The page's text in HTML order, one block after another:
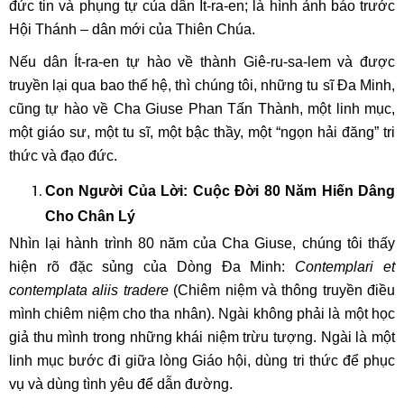
đức tin và phụng tự của dân Ít-ra-en; là hình ảnh báo trước
Hội Thánh – dân mới của Thiên Chúa.
Nếu dân Ít-ra-en tự hào về thành Giê-ru-sa-lem và được
truyền lại qua bao thế hệ, thì chúng tôi, những tu sĩ Đa Minh,
cũng tự hào về Cha Giuse Phan Tấn Thành, một linh mục,
một giáo sư, một tu sĩ, một bậc thầy, một “ngọn hải đăng” tri
thức và đạo đức.
Con Người Của Lời: Cuộc Đời 80 Năm Hiến Dâng
Cho Chân Lý
Nhìn lại hành trình 80 năm của Cha Giuse, chúng tôi thấy
hiện rõ đặc sủng của Dòng Đa Minh: Contemplari et
contemplata aliis tradere(Chiêm niệm và thông truyền điều
mình chiêm niệm cho tha nhân). Ngài không phải là một học
giả thu mình trong những khái niệm trừu tượng. Ngài là một
linh mục bước đi giữa lòng Giáo hội, dùng tri thức để phục
vụ và dùng tình yêu để dẫn đường.